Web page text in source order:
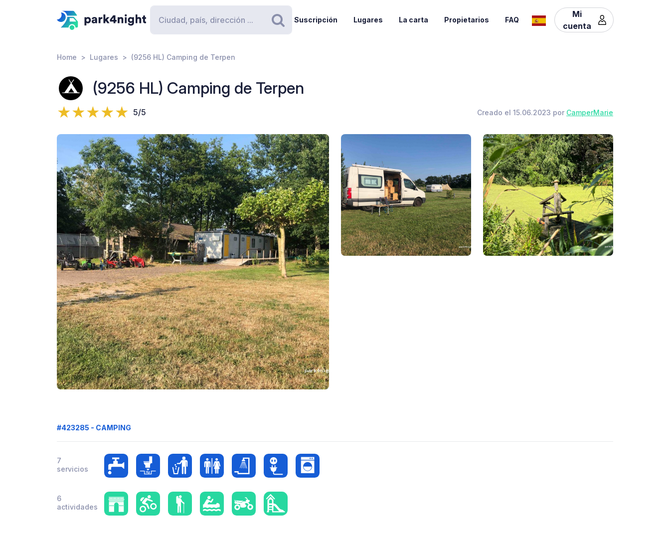
Buscar
Suscripción Lugares La carta Propietarios FAQ
Mi
cuenta
Home Lugares (9256 HL) Camping de Terpen
(9256 HL) Camping de Terpen
5/5 Creado el 15.06.2023 por CamperMarie
#423285 - CAMPING
7
servicios
6
actividades